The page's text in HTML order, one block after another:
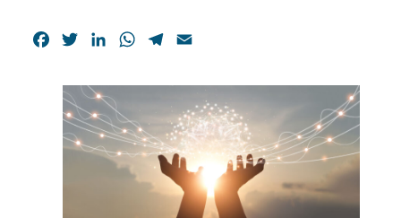
Facebook
TwitterLinkedInWhatsApp
Telegram